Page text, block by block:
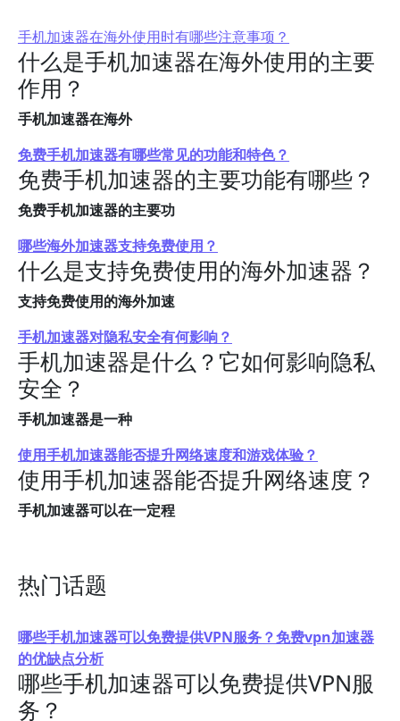
手机加速器在海外使用时有哪些注意事项？
什么是手机加速器在海外使用的主要
作用？
手机加速器在海外
免费手机加速器有哪些常见的功能和特色？
免费手机加速器的主要功能有哪些？
免费手机加速器的主要功
哪些海外加速器支持免费使用？
什么是支持免费使用的海外加速器？
支持免费使用的海外加速
手机加速器对隐私安全有何影响？
手机加速器是什么？它如何影响隐私
安全？
手机加速器是一种
使用手机加速器能否提升网络速度和游戏体验？
使用手机加速器能否提升网络速度？
手机加速器可以在一定程
热门话题
哪些手机加速器可以免费提供VPN服务？免费vpn加速器
的优缺点分析
哪些手机加速器可以免费提供VPN服
务？